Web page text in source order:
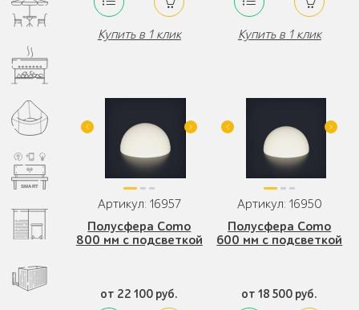
Купить в 1 клик Купить в 1 клик
Артикул: 16957
Полусфера Como
800 мм с подсветкой
от 22 100 руб.
Артикул: 16950
Полусфера Como
600 мм с подсветкой
от 18 500 руб.